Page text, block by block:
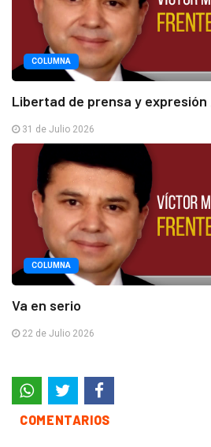
COLUMNA
Libertad de prensa y expresión
31 de Julio 2026
COLUMNA
Va en serio
22 de Julio 2026
COMENTARIOS